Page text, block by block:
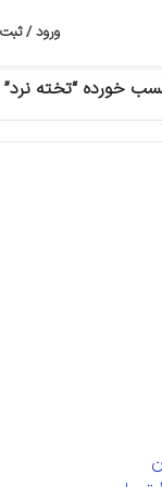
ورود / ثبت
خورده “تخته نرد”